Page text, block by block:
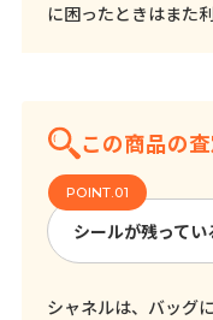
に困ったときはまた
この商品の
シールが残ってい
シャネルは、バッグ